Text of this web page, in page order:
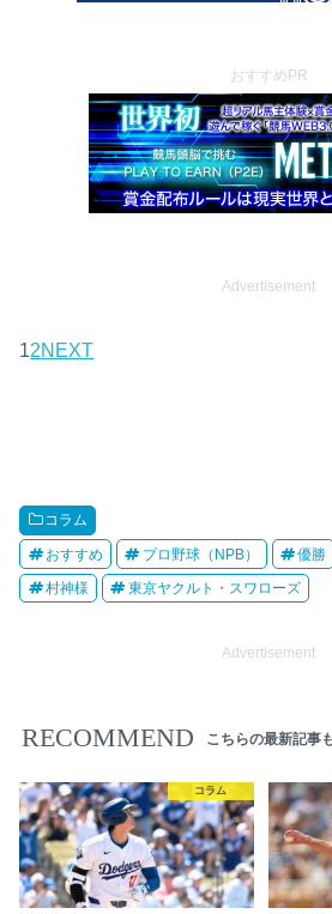
おすすめPR
Advertisement
12NEXT
コラム
おすすめ プロ野球（NPB） 優勝
村神様 東京ヤクルト・スワローズ
Advertisement
RECOMMEND こちらの最新記事
コラム